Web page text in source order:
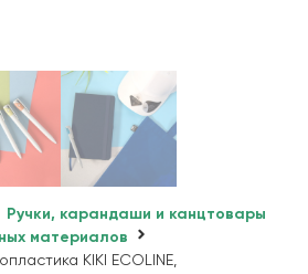
Ручки, карандаши и канцтовары
материалов
KIKI ECOLINE,